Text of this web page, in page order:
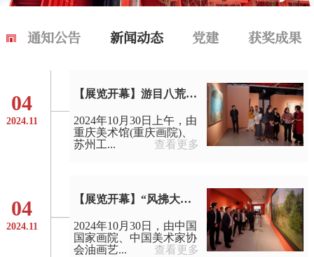
通知公告 新闻动态 党建 获奖成果
04
2024.11
【展览开幕】游目八荒——2024赵罡绘画作品展在重庆美术馆开幕
2024年10月30日上午，由
重庆美术馆(重庆画院)、
苏州工...
查看更多
04
2024.11
【展览开幕】“风拂大地—王建国油画作品展（重庆站）”在重庆美术馆隆重开幕
2024年10月30日，由中国
国家画院、中国美术家协
会油画艺...
查看更多